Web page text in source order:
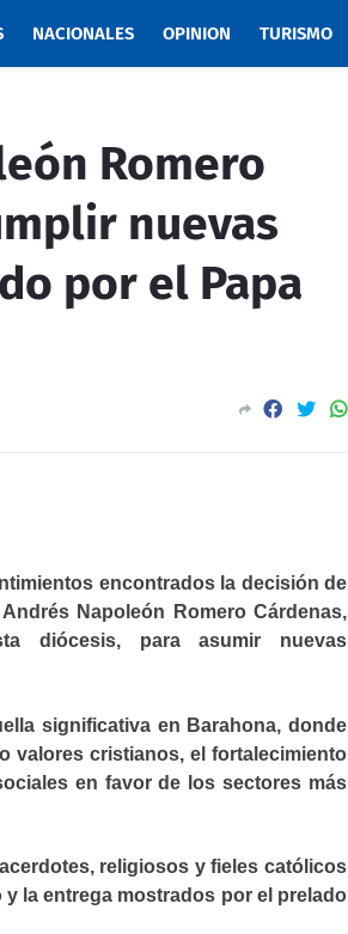
NACIONALES OPINION TURISMO
Romero
nuevas
por el Papa
encontrados la decisión de
Napoleón Romero Cárdenas,
diócesis, para asumir nuevas
en Barahona, donde
valores cristianos, el fortalecimiento
en favor de los sectores más
religiosos y fieles católicos
la entrega mostrados por el prelado